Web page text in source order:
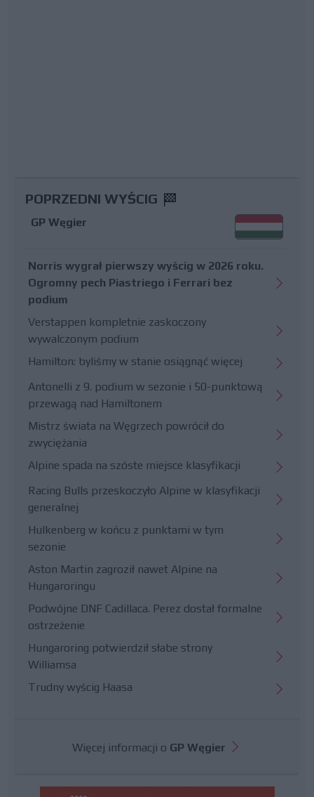
POPRZEDNI WYŚCIG
GP Węgier
Norris wygrał pierwszy wyścig w 2026 roku.
Ogromny pech Piastriego i Ferrari bez
podium
Verstappen kompletnie zaskoczony
wywalczonym podium
Hamilton: byliśmy w stanie osiągnąć więcej
Antonelli z 9. podium w sezonie i 50-punktową
przewagą nad Hamiltonem
Mistrz świata na Węgrzech powrócił do
zwyciężania
Alpine spada na szóste miejsce klasyfikacji
Racing Bulls przeskoczyło Alpine w klasyfikacji
generalnej
Hulkenberg w końcu z punktami w tym
sezonie
Aston Martin zagroził nawet Alpine na
Hungaroringu
Podwójne DNF Cadillaca. Perez dostał formalne
ostrzeżenie
Hungaroring potwierdził słabe strony
Williamsa
Trudny wyścig Haasa
Więcej informacji o GP Węgier